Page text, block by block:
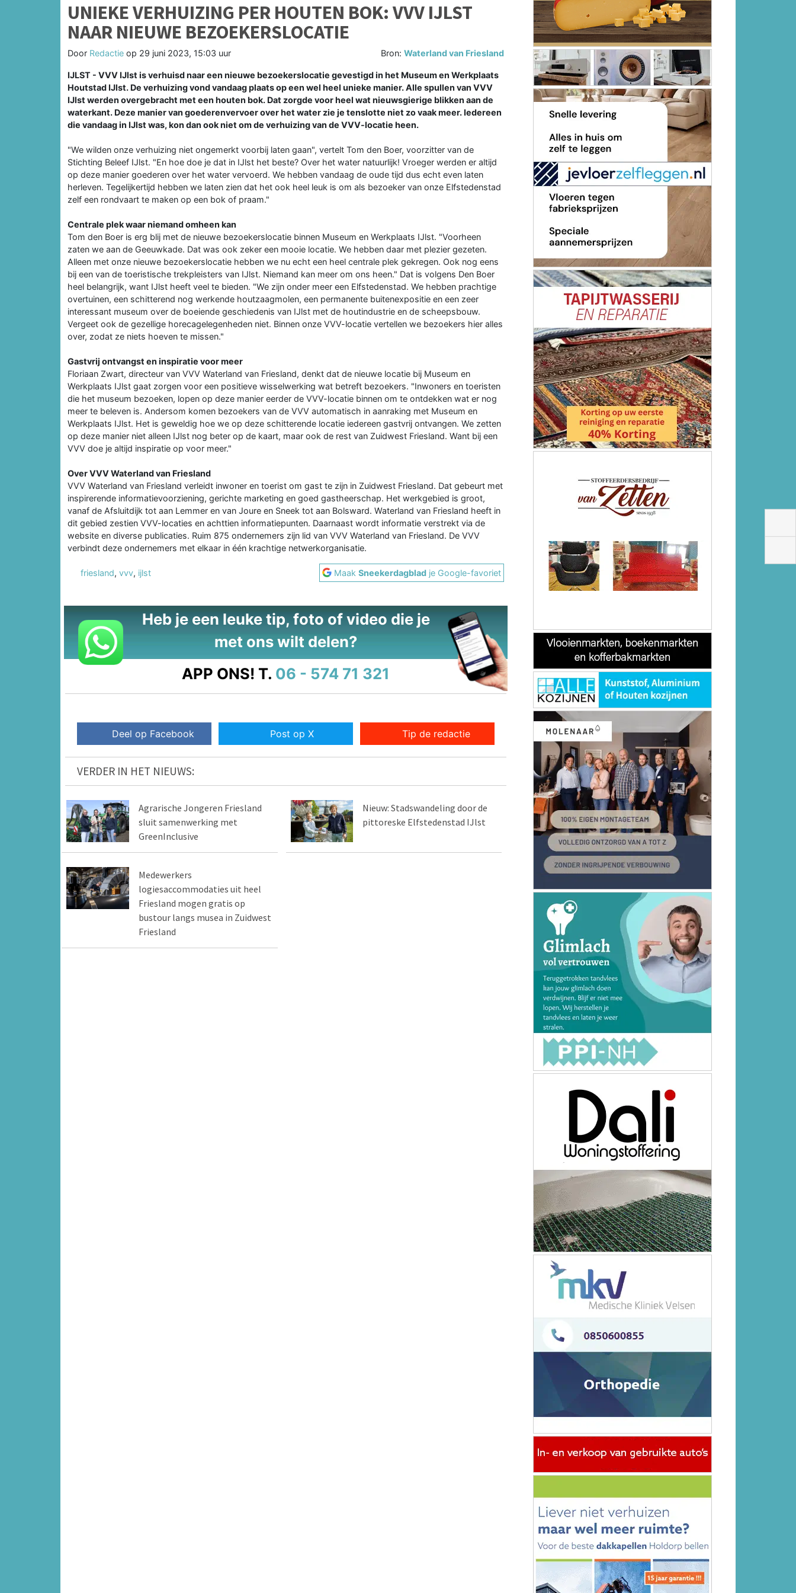
UNIEKE VERHUIZING PER HOUTEN BOK: VVV IJLST
NAAR NIEUWE BEZOEKERSLOCATIE
Door Redactie op 29 juni 2023, 15:03 uur Bron:Waterland van Friesland
IJLST - VVV IJlst is verhuisd naar een nieuwe bezoekerslocatie gevestigd in het Museum en Werkplaats
Houtstad IJlst. De verhuizing vond vandaag plaats op een wel heel unieke manier. Alle spullen van VVV
IJlst werden overgebracht met een houten bok. Dat zorgde voor heel wat nieuwsgierige blikken aan de
waterkant. Deze manier van goederenvervoer over het water zie je tenslotte niet zo vaak meer. Iedereen
die vandaag in IJlst was, kon dan ook niet om de verhuizing van de VVV-locatie heen.
"We wilden onze verhuizing niet ongemerkt voorbij laten gaan", vertelt Tom den Boer, voorzitter van de
Stichting Beleef IJlst. "En hoe doe je dat in IJlst het beste? Over het water natuurlijk! Vroeger werden er altijd
op deze manier goederen over het water vervoerd. We hebben vandaag de oude tijd dus echt even laten
herleven. Tegelijkertijd hebben we laten zien dat het ook heel leuk is om als bezoeker van onze Elfstedenstad
zelf een rondvaart te maken op een bok of praam."
Centrale plek waar niemand omheen kan
Tom den Boer is erg blij met de nieuwe bezoekerslocatie binnen Museum en Werkplaats IJlst. "Voorheen
zaten we aan de Geeuwkade. Dat was ook zeker een mooie locatie. We hebben daar met plezier gezeten.
Alleen met onze nieuwe bezoekerslocatie hebben we nu echt een heel centrale plek gekregen. Ook nog eens
bij een van de toeristische trekpleisters van IJlst. Niemand kan meer om ons heen." Dat is volgens Den Boer
heel belangrijk, want IJlst heeft veel te bieden. "We zijn onder meer een Elfstedenstad. We hebben prachtige
overtuinen, een schitterend nog werkende houtzaagmolen, een permanente buitenexpositie en een zeer
interessant museum over de boeiende geschiedenis van IJlst met de houtindustrie en de scheepsbouw.
Vergeet ook de gezellige horecagelegenheden niet. Binnen onze VVV-locatie vertellen we bezoekers hier alles
over, zodat ze niets hoeven te missen."
Gastvrij ontvangst en inspiratie voor meer
Floriaan Zwart, directeur van VVV Waterland van Friesland, denkt dat de nieuwe locatie bij Museum en
Werkplaats IJlst gaat zorgen voor een positieve wisselwerking wat betreft bezoekers. "Inwoners en toeristen
die het museum bezoeken, lopen op deze manier eerder de VVV-locatie binnen om te ontdekken wat er nog
meer te beleven is. Andersom komen bezoekers van de VVV automatisch in aanraking met Museum en
Werkplaats IJlst. Het is geweldig hoe we op deze schitterende locatie iedereen gastvrij ontvangen. We zetten
op deze manier niet alleen IJlst nog beter op de kaart, maar ook de rest van Zuidwest Friesland. Want bij een
VVV doe je altijd inspiratie op voor meer."
Over VVV Waterland van Friesland
VVV Waterland van Friesland verleidt inwoner en toerist om gast te zijn in Zuidwest Friesland. Dat gebeurt met
inspirerende informatievoorziening, gerichte marketing en goed gastheerschap. Het werkgebied is groot,
vanaf de Afsluitdijk tot aan Lemmer en van Joure en Sneek tot aan Bolsward. Waterland van Friesland heeft in
dit gebied zestien VVV-locaties en achttien informatiepunten. Daarnaast wordt informatie verstrekt via de
website en diverse publicaties. Ruim 875 ondernemers zijn lid van VVV Waterland van Friesland. De VVV
verbindt deze ondernemers met elkaar in één krachtige netwerkorganisatie.
friesland, vvv, ijlst MaakSneekerdagblad je Google-favoriet
Heb je een leuke tip, foto of video die je
met ons wilt delen?
APP ONS! T. 06 - 574 71 321
Deel op Facebook Post op X Tip de redactie
VERDER IN HET NIEUWS:
Agrarische Jongeren Friesland
sluit samenwerking met
GreenInclusive
Nieuw: Stadswandeling door de
pittoreske Elfstedenstad IJlst
Medewerkers
logiesaccommodaties uit heel
Friesland mogen gratis op
bustour langs musea in Zuidwest
Friesland